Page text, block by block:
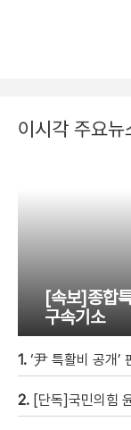
이시각 주요뉴
[속보]종합
구속기소
1. ‘尹 특활비 공개’
2. [단독]국민의힘